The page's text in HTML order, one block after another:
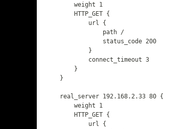
        weight 1
        HTTP_GET {
            url {
                path /
                status_code 200
            }
            connect_timeout 3
        }
    }
    real_server 192.168.2.33 80 {
        weight 1
        HTTP_GET {
            url {